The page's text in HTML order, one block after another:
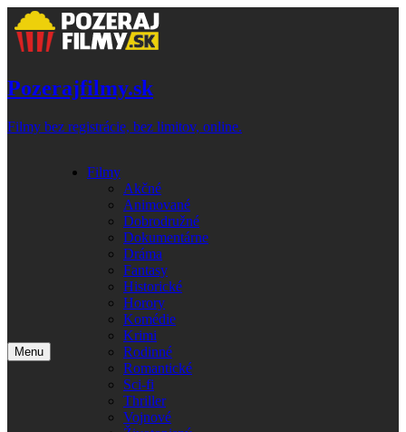
Skip
to
content
Pozerajfilmy.sk
Filmy bez registrácie, bez limitov, online.
Menu
Filmy
Akčné
Animované
Dobrodružné
Dokumentárne
Dráma
Fantasy
Historické
Horory
Komédie
Krimi
Rodinné
Romantické
Sci-fi
Thriller
Vojnové